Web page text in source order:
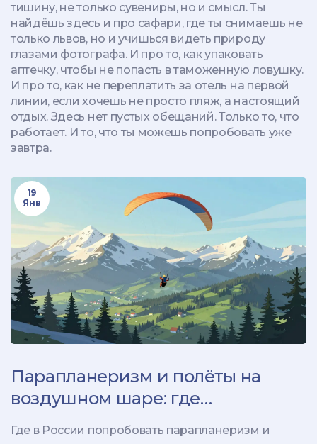
тишину, не только сувениры, но и смысл. Ты
найдёшь здесь и про сафари, где ты снимаешь не
только львов, но и учишься видеть природу
глазами фотографа. И про то, как упаковать
аптечку, чтобы не попасть в таможенную ловушку.
И про то, как не переплатить за отель на первой
линии, если хочешь не просто пляж, а настоящий
отдых. Здесь нет пустых обещаний. Только то, что
работает. И то, что ты можешь попробовать уже
завтра.
19
Янв
Парапланеризм и полёты на
воздушном шаре: где
попробовать в России
Где в России попробовать парапланеризм и